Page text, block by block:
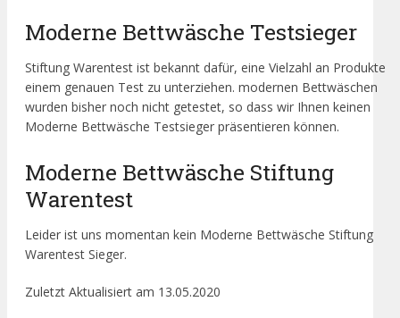
Moderne Bettwäsche Testsieger
Stiftung Warentest ist bekannt dafür, eine Vielzahl an Produkte
einem genauen Test zu unterziehen. modernen Bettwäschen
wurden bisher noch nicht getestet, so dass wir Ihnen keinen
Moderne Bettwäsche Testsieger präsentieren können.
Moderne Bettwäsche Stiftung
Warentest
Leider ist uns momentan kein Moderne Bettwäsche Stiftung
Warentest Sieger.
Zuletzt Aktualisiert am 13.05.2020